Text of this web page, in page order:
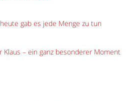
gab es jede Menge zu tun
– ein ganz besonderer Moment